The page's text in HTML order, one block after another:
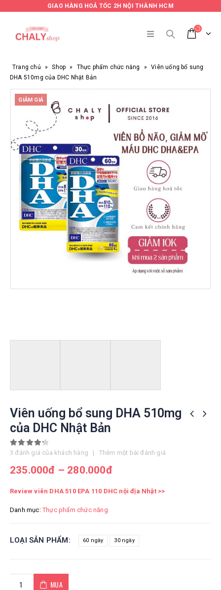
GIAO HÀNG HOẢ TỐC 2H NỘI THÀNH HCM
Trang chủ » Shop » Thực phẩm chức năng »
Viên uống bổ sung
DHA 510mg của DHC Nhật Bản
GIẢM GIÁ
Viên uống bổ sung DHA 510mg
của DHC Nhật Bản
4.33out of 5
3 đánh giá của khách hàng | Thêm một bài đánh giá
235.000đ – 280.000đ
Review viên DHA 510 EPA 110 DHC nội địa Nhật >>
Danh mục: Thực phẩm chức năng
LOẠI SẢN PHẨM 60 ngày 30 ngày
MUA